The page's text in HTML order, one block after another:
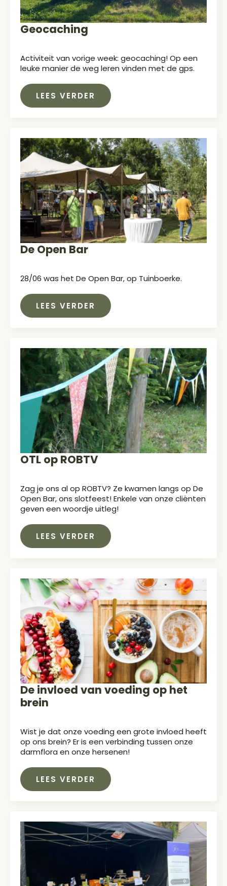
Geocaching
Activiteit van vorige week: geocaching! Op een
leuke manier de weg leren vinden met de gps.
LEES VERDER
De Open Bar
28/06 was het De Open Bar, op Tuinboerke.
LEES VERDER
OTL op ROBTV
Zag je ons al op ROBTV? Ze kwamen langs op De
Open Bar, ons slotfeest! Enkele van onze cliënten
geven een woordje uitleg!
LEES VERDER
De invloed van voeding op het
brein
Wist je dat onze voeding een grote invloed heeft
op ons brein? Er is een verbinding tussen onze
darmflora en onze hersenen!
LEES VERDER